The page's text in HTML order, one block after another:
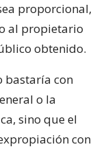
proporcional,
al propietario
obtenido.
bastaría con
o la
sino que el
con